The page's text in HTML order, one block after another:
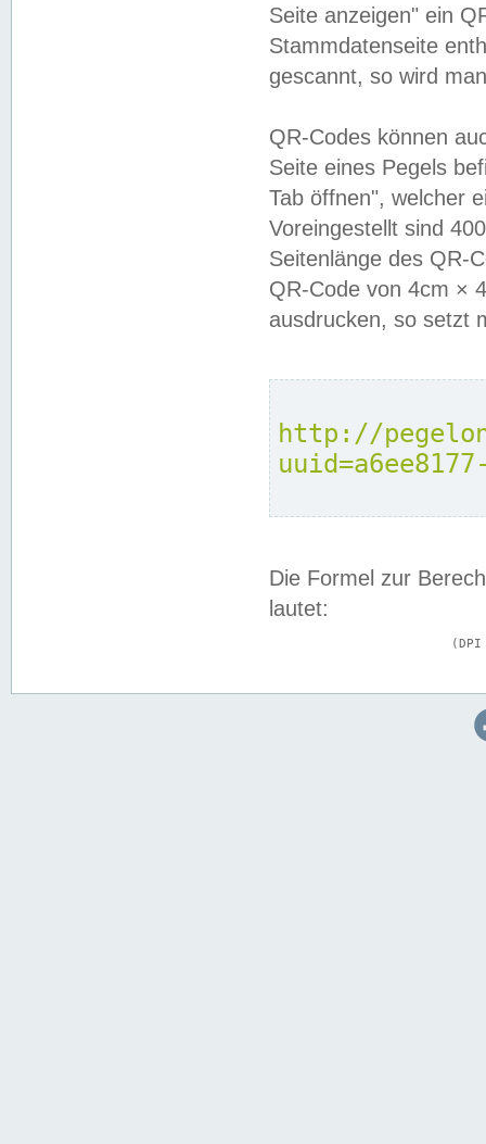
Seite anzeigen" ein
Stammdatenseite
gescannt, so wird
QR-Codes können
Seite eines Pegels
Tab öffnen", welcher
Voreingestellt sind
Seitenlänge des QR-
QR-Code von 4cm ×
ausdrucken, so setzt
http://
Die Formel zur
lautet: